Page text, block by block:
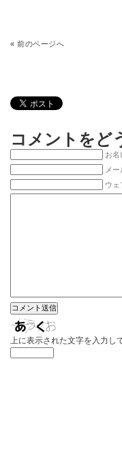
«前のページへ
コメントをど
お名
メ
ウェ
上に表示された文字を入力し